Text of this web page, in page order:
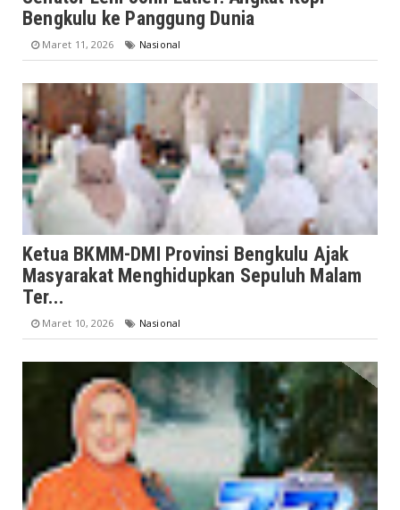
Bengkulu ke Panggung Dunia
Maret 11, 2026 Nasional
Ketua BKMM-DMI Provinsi Bengkulu Ajak
Masyarakat Menghidupkan Sepuluh Malam
Ter...
Maret 10, 2026 Nasional